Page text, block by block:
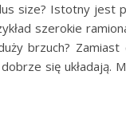
size? Istotny jest
szerokie
brzuch? Zamiast
się układają.